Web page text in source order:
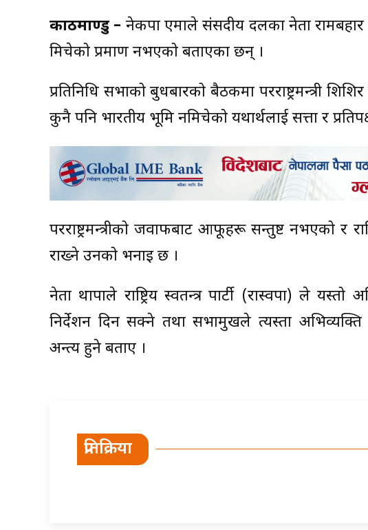
काठमाण्डु – नेकपा एमाले संसदीय दलका नेता
मिचेको प्रमाण नभएको बताएका छन् ।
प्रतिनिधि सभाको बुधबारको बैठकमा परराष्ट्रमन्त्री
कुनै पनि भारतीय भूमि नमिचेको यथार्थलाई सत्ता र
परराष्ट्रमन्त्रीको जवाफबाट आफूहरू सन्तुष्ट नभएको र
राख्ने उनको भनाइ छ ।
नेता थापाले राष्ट्रिय स्वतन्त्र पार्टी (रास्वपा) ले
निर्देशन दिन सक्ने तथा सभामुखले त्यस्ता
अन्त्य हुने बताए ।
प्रतिक्रिया